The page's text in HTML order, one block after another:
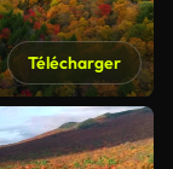
Télécharger